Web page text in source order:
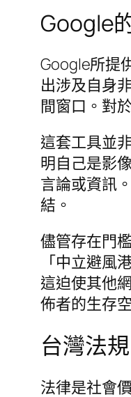
Google
Google所提
出涉及自身
間窗口。對
這套工具並
明自己是影
言論或資訊
結。
儘管存在門
「中立避風
這迫使其他
佈者的生存
台灣法
法律是社會